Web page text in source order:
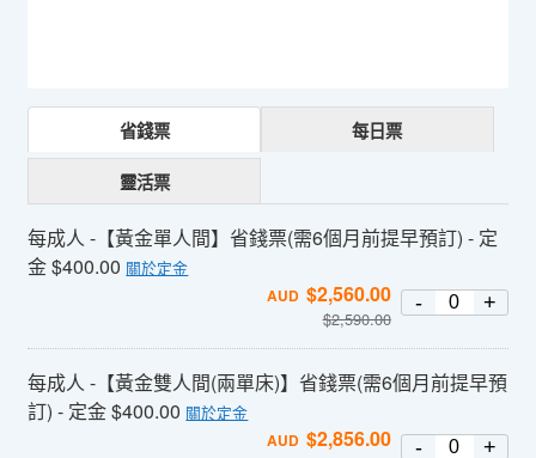
省錢票 每日票
靈活票
每成人 -【黃金單人間】省錢票(需6個月前提早預訂) - 定
金 $400.00 關於定金
AUD $2,560.00
$2,590.00
- +
每成人 -【黃金雙人間(兩單床)】省錢票(需6個月前提早預
訂) - 定金 $400.00 關於定金
AUD $2,856.00 - +